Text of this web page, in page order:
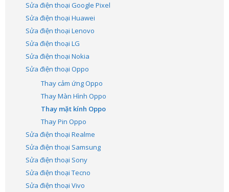
Sửa điện thoại Google Pixel
Sửa điện thoại Huawei
Sửa điện thoại Lenovo
Sửa điện thoại LG
Sửa điện thoại Nokia
Sửa điện thoại Oppo
Thay cảm ứng Oppo
Thay Màn Hình Oppo
Thay mặt kính Oppo
Thay Pin Oppo
Sửa điện thoại Realme
Sửa điện thoại Samsung
Sửa điện thoại Sony
Sửa điện thoại Tecno
Sửa điện thoại Vivo